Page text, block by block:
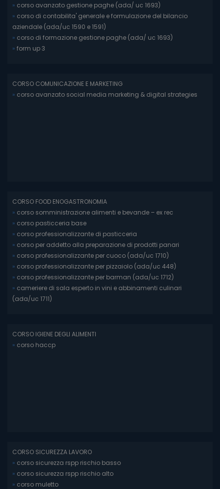
» corso avanzato gestione paghe (ada/ uc 1693)
» corso di contabilita' generale e formulazione del bilancio
aziendale (ada/uc 1590 e 1591)
» corso di formazione gestione paghe (ada/ uc 1693)
» form up 3
CORSO COMUNICAZIONE E MARKETING
» corso avanzato social media marketing & digital strategies
CORSO FOOD ENOGASTRONOMIA
» corso somministrazione alimenti e bevande – ex rec
» corso pasticceria base
» corso professionalizzante di pasticceria
» corso per addetto alla preparazione di prodotti panari
» corso professionalizzante per cuoco (ada/uc 1710)
» corso professionalizzante per pizzaiolo (ada/uc 448)
» corso professionalizzante per barman (ada/uc 1712)
» cameriere di sala esperto in vini e abbinamenti culinari
(ada/uc 1711)
CORSO IGIENE DEGLI ALIMENTI
» corso haccp
CORSO SICUREZZA LAVORO
» corso sicurezza rspp rischio basso
» corso sicurezza rspp rischio alto
» corso muletto